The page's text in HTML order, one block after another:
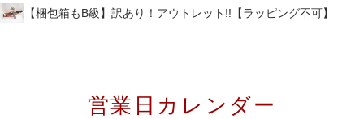
【梱包箱もB級】訳あり！アウトレット!!【ラッピング不可】
営業日カレンダー